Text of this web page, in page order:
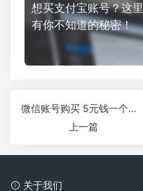
想买支付宝账号？这里
有你不知道的秘密！
微信账号购买 5元钱一个临时小号稳定出货
上一篇
关于我们